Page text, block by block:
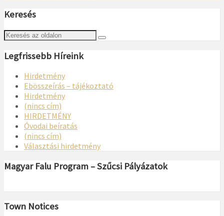
Keresés
Legfrissebb Híreink
Hirdetmény
Ebösszeírás – tájékoztató
Hirdetmény
(nincs cím)
HIRDETMÉNY
Óvodai beíratás
(nincs cím)
Választási hirdetmény
Magyar Falu Program – Szűcsi Pályázatok
Town Notices